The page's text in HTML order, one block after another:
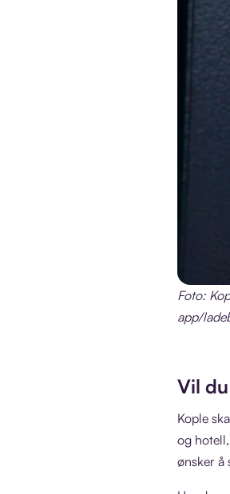
Foto:
app/
Vil
Kople
og
ønsker å